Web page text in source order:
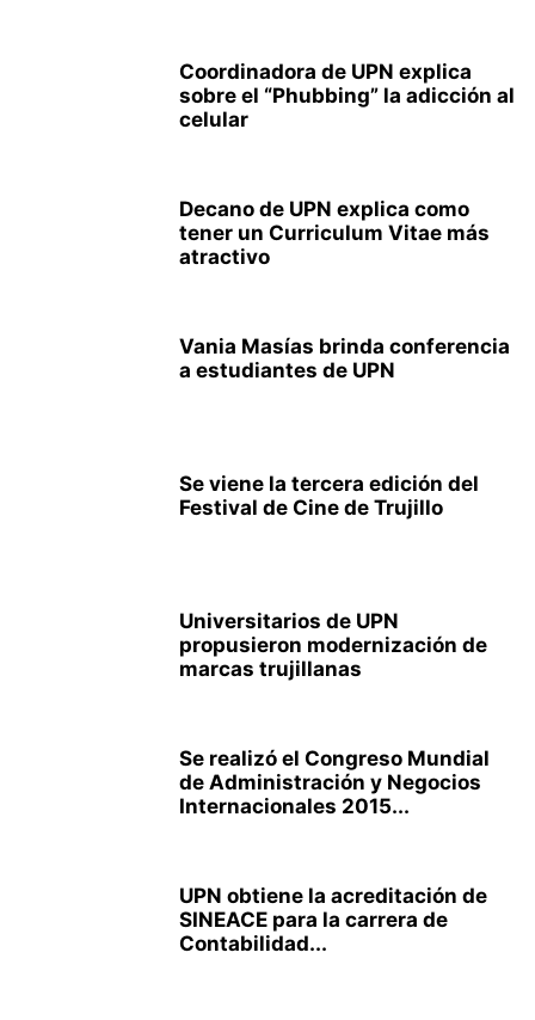
Coordinadora de UPN explica
sobre el “Phubbing” la adicción al
celular
Decano de UPN explica como
tener un Curriculum Vitae más
atractivo
Vania Masías brinda conferencia
a estudiantes de UPN
Se viene la tercera edición del
Festival de Cine de Trujillo
Universitarios de UPN
propusieron modernización de
marcas trujillanas
Se realizó el Congreso Mundial
de Administración y Negocios
Internacionales 2015...
UPN obtiene la acreditación de
SINEACE para la carrera de
Contabilidad...